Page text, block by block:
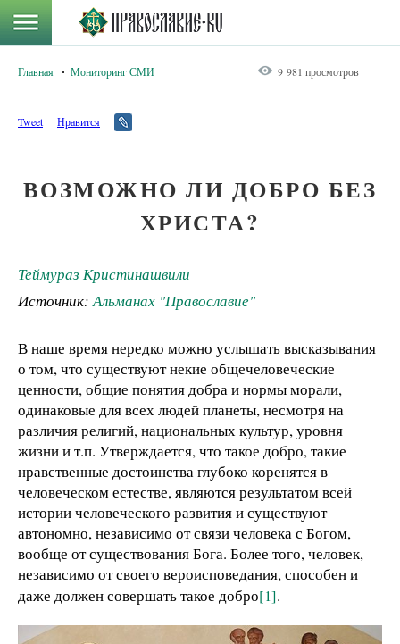
Главная Мониторинг СМИ 9 981 просмотров
Tweet Нравится
ВОЗМОЖНО ЛИ ДОБРО БЕЗ
ХРИСТА?
Теймураз Кристинашвили
Источник:Альманах "Православие"
В наше время нередко можно услышать высказывания
о том, что существуют некие общечеловеческие
ценности, общие понятия добра и нормы морали,
одинаковые для всех людей планеты, несмотря на
различия религий, национальных культур, уровня
жизни и т.п. Утверждается, что такое добро, такие
нравственные достоинства глубоко коренятся в
человеческом естестве, являются результатом всей
истории человеческого развития и существуют
автономно, независимо от связи человека с Богом,
вообще от существования Бога. Более того, человек,
независимо от своего вероисповедания, способен и
даже должен совершать такое добро[1].